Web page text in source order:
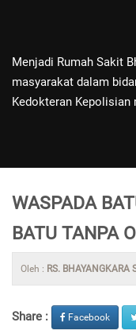
Menjadi Rumah Sakit
masyarakat dalam
Kedokteran
WASPADA
BATU TANPA
Oleh : RS. BHAYANGKARA
Share : Facebook